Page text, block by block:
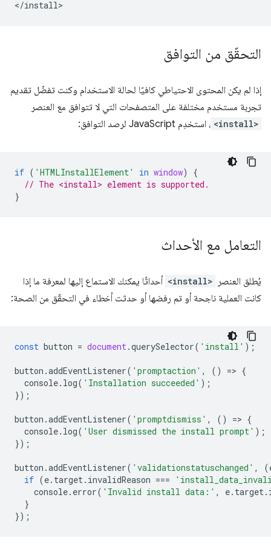
التحقّق من التوافق
إذا لم يكن المحتوى الاحتياطي كافيًا لحالة الاستخدام وكنت تفضّل تقديم
تجربة مستخدم مختلفة على المتصفحات التي لا تتوافق مع العنصر
<install> ، استخدِم JavaScript لرصد التوافق:
if ( 'HTMLInstallElement' in window)
{
// The <install> element is supported.
}
التعامل مع الأحداث
يُطلق العنصر <install> أحداثًا يمكنك الاستماع إليها لمعرفة ما إذا
كانت العملية ناجحة أو تم رفضها أو حدثت أخطاء في التحقّق من الصحة:
const button = document.querySelector( 'install' );
button .addEventListener( 'promptaction' , () => {
console. log( 'Installation succeeded' );
});
button .addEventListener( 'promptdismiss' , () => {
console. log( 'User dismissed the install prompt' );
});
button .addEventListener( 'validationstatuschanged' , (
if (e. target. invalidReason ===
console. error( 'Invalid install data:' , e. target.
}
});